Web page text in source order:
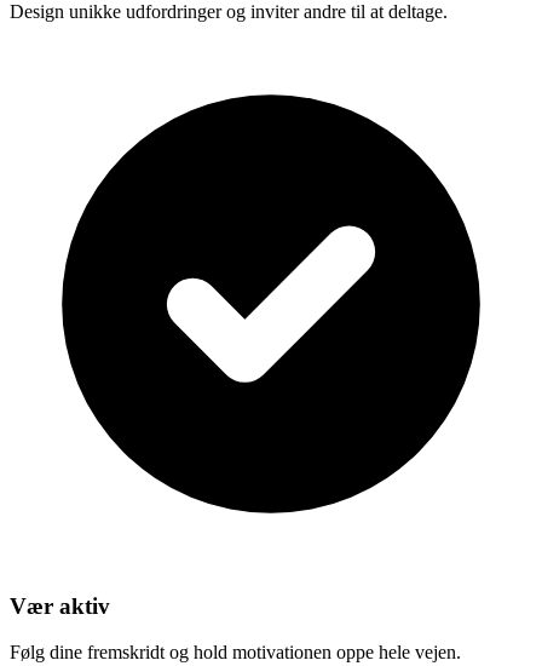
Design unikke udfordringer og inviter andre til at deltage.
Vær aktiv
Følg dine fremskridt og hold motivationen oppe hele vejen.